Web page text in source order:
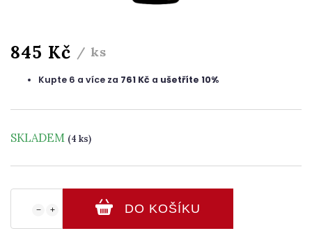
845 Kč / ks
Kupte 6 a více za 761 Kč a ušetříte 10%
SKLADEM (4 ks)
+
− DO KOŠÍKU